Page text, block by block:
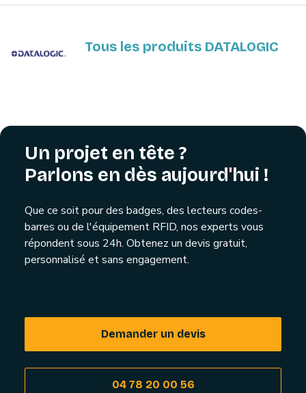
Tous les produits DATALOGIC
Un projet en tête ?
Parlons en dès aujourd'hui !
Que ce soit pour des badges, des lecteurs codes-
barres ou de l'équipement RFID, nos experts vous
répondent sous 24h. Obtenez un devis gratuit,
personnalisé et sans engagement.
Demander un devis
04 78 20 00 56